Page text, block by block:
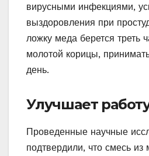
вирусными инфекциями,
выздоровления при
ложку меда берется треть
молотой корицы,
день.
Улучшает
Проведенные научные
подтвердили, что смесь из